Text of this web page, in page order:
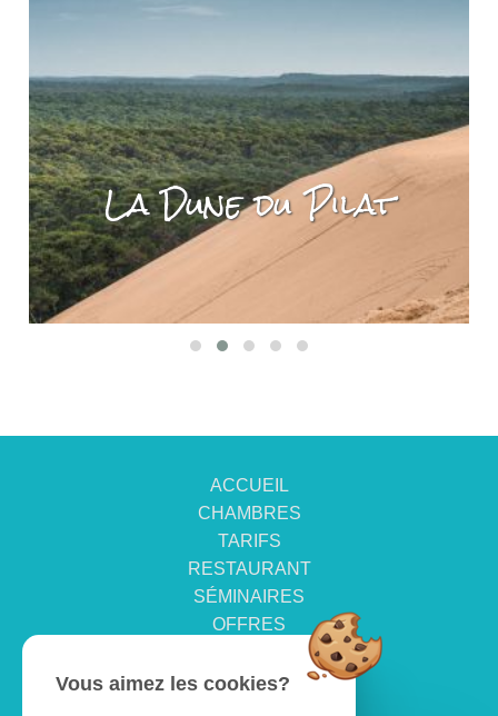
La Dune du Pilat
ACCUEIL
CHAMBRES
TARIFS
RESTAURANT
SÉMINAIRES
OFFRES
ACCUEIL VÉLO
Vous aimez les cookies?